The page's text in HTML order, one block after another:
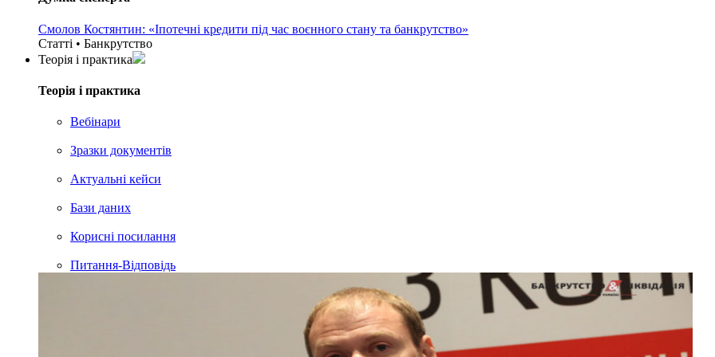
Смолов Костянтин: «Іпотечні кредити під час воєнного стану та банкрутство»
Статті • Банкрутство
Теорія i практика
Теорія i практика
Вебінари
Зразки документів
Актуальні кейси
Бази даних
Корисні посилання
Питання-Відповідь